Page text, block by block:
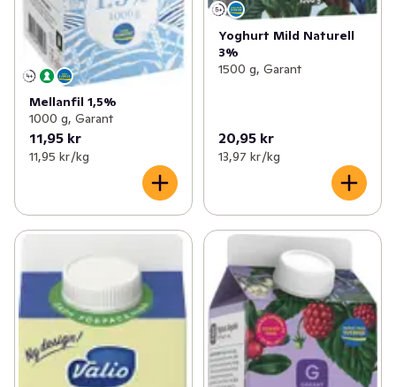
Mellanfil 1,5%
1000 g, Garant
11,95 kr
11,95 kr /kg
Yoghurt Mild Naturell
3%
1500 g, Garant
20,95 kr
13,97 kr /kg